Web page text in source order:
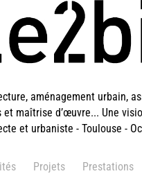
aménagement urbain,
et maîtrise d’œuvre... Une
et urbaniste - Toulouse -
Projets Prestations